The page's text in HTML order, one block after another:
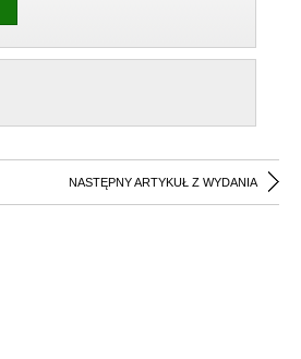
NASTĘPNY ARTYKUŁ Z WYDANIA